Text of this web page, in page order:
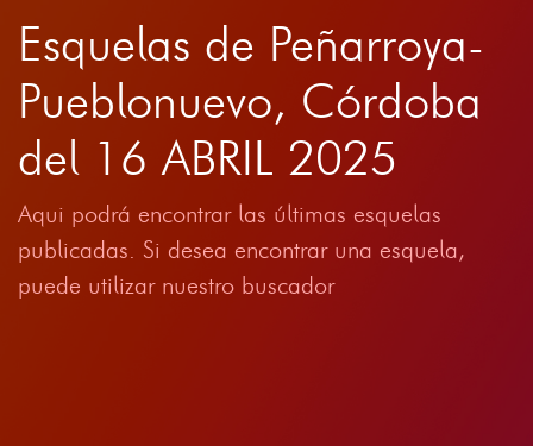
Esquelas de Peñarroya-
Pueblonuevo, Córdoba
del 16 ABRIL 2025
Aqui podrá encontrar las últimas esquelas
publicadas. Si desea encontrar una esquela,
puede utilizar nuestro buscador